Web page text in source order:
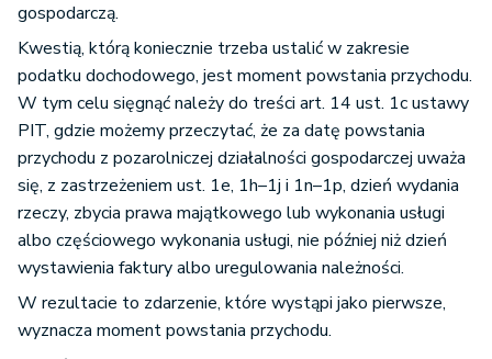
gospodarczą.
Kwestią, którą koniecznie trzeba ustalić w zakresie
podatku dochodowego, jest moment powstania przychodu.
W tym celu sięgnąć należy do treści art. 14 ust. 1c ustawy
PIT, gdzie możemy przeczytać, że za datę powstania
przychodu z pozarolniczej działalności gospodarczej uważa
się, z zastrzeżeniem ust. 1e, 1h–1j i 1n–1p, dzień wydania
rzeczy, zbycia prawa majątkowego lub wykonania usługi
albo częściowego wykonania usługi, nie później niż dzień
wystawienia faktury albo uregulowania należności.
W rezultacie to zdarzenie, które wystąpi jako pierwsze,
wyznacza moment powstania przychodu.